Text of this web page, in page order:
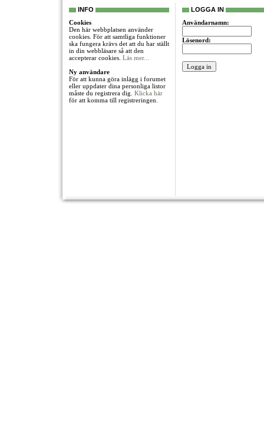
INFO
Cookies
Den här webbplatsen använder
cookies. För att samtliga funktioner
ska fungera krävs det att du har ställt
in din webbläsare så att den
accepterar cookies. Läs mer...
Ny användare
För att kunna göra inlägg i forumet
eller uppdater dina personliga listor
måste du registrera dig. Klicka här
för att komma till registreringen.
LOGGA IN
Användarnamn:
Lösenord: